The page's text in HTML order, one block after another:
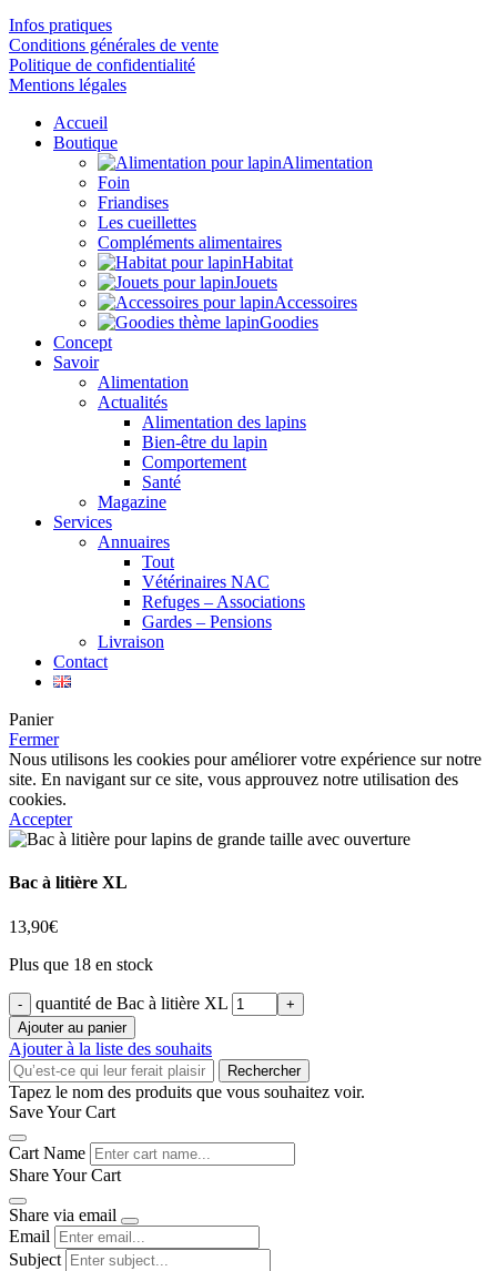
Infos pratiques
Conditions générales de vente
Politique de confidentialité
Mentions légales
Accueil
Boutique
Alimentation
Foin
Friandises
Les cueillettes
Compléments alimentaires
Habitat
Jouets
Accessoires
Goodies
Concept
Savoir
Alimentation
Actualités
Alimentation des lapins
Bien-être du lapin
Comportement
Santé
Magazine
Services
Annuaires
Tout
Vétérinaires NAC
Refuges – Associations
Gardes – Pensions
Livraison
Contact
Panier
Fermer
Nous utilisons les cookies pour améliorer votre expérience sur notre
site. En navigant sur ce site, vous approuvez notre utilisation des
cookies.
Accepter
Bac à litière XL
13,90€
Plus que 18 en stock
quantité de Bac à litière XL
Ajouter au panier
Ajouter à la liste des souhaits
Rechercher
Tapez le nom des produits que vous souhaitez voir.
Save Your Cart
Cart Name
Share Your Cart
Share via email
Email
Subject